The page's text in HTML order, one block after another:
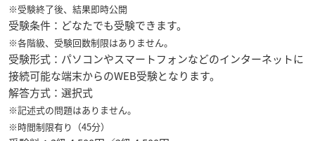
※受験終了後、結果即時公開
受験条件：どなたでも受験できます。
※各階級、受験回数制限はありません。
受験形式：パソコンやスマートフォンなどのインターネットに
接続可能な端末からのWEB受験となります。
解答方式：選択式
※記述式の問題はありません。
※時間制限有り（45分）